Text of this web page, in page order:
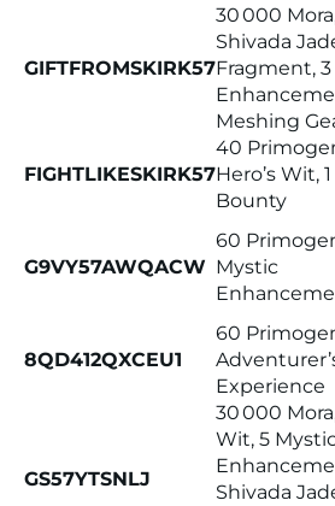
GIFTFROMSKIRK57
30 000
Shivada
Fragment, 3
Meshing
FIGHTLIKESKIRK57
40
Hero’s Wit,
Bounty
G9VY57AWQACW
60
Mystic
8QD412QXCEU1
60
Experience
GS57YTSNLJ
30 000
Wit, 5
Shivada